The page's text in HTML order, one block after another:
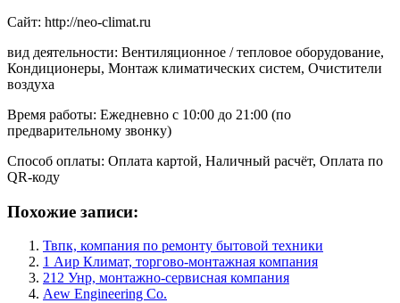
Сайт: http://neo-climat.ru
вид деятельности: Вентиляционное / тепловое оборудование,
Кондиционеры, Монтаж климатических систем, Очистители
воздуха
Время работы: Ежедневно с 10:00 до 21:00 (по
предварительному звонку)
Способ оплаты: Оплата картой, Наличный расчёт, Оплата по
QR-коду
Похожие записи:
Твпк, компания по ремонту бытовой техники
1 Аир Климат, торгово-монтажная компания
212 Унр, монтажно-сервисная компания
Aew Engineering Co.